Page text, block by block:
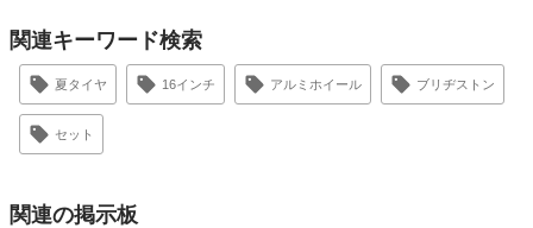
関連キーワード検索
夏タイヤ 16インチ アルミホイール ブリヂストン
セット
関連の掲示板